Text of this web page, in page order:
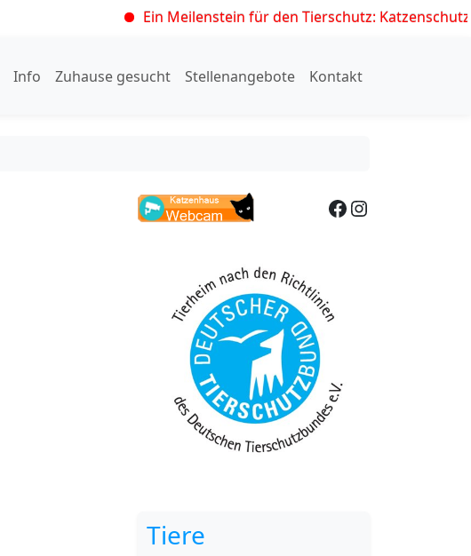
Ein Meilenstein für den Tierschutz:
Info Zuhause gesucht Stellenangebote Kontakt
Facebook Instagram
Tiere